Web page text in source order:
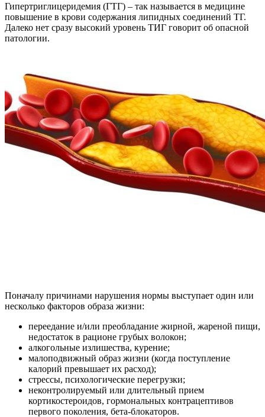
Гипертриглицеридемия (ГТГ) – так называется в медицине
повышение в крови содержания липидных соединений ТГ.
Далеко нет сразу высокий уровень ТИГ говорит об опасной
патологии.
Поначалу причинами нарушения нормы выступает один или
несколько факторов образа жизни:
переедание и/или преобладание жирной, жареной пищи,
недостаток в рационе грубых волокон;
алкогольные излишества, курение;
малоподвижный образ жизни (когда поступление
калорий превышает их расход);
стрессы, психологические перегрузки;
неконтролируемый или длительный прием
кортикостероидов, гормональных контрацептивов
первого поколения, бета-блокаторов.